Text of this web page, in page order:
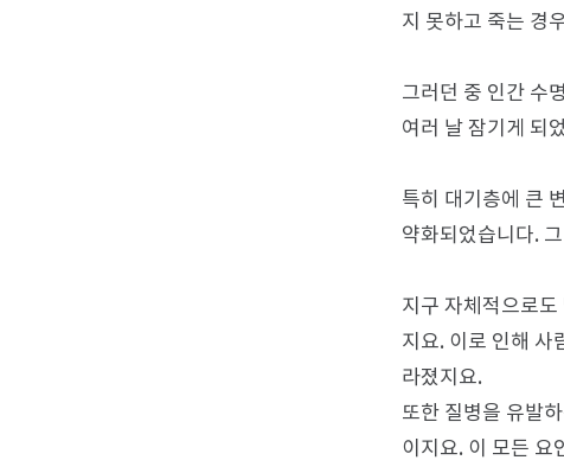
지 못하고 죽는 경
그러던 중 인간 수
여러 날 잠기게 되
특히 대기층에 큰
약화되었습니다.
지구 자체적으로
지요. 이로 인해 사
라졌지요.
또한 질병을 유발
이지요. 이 모든 요